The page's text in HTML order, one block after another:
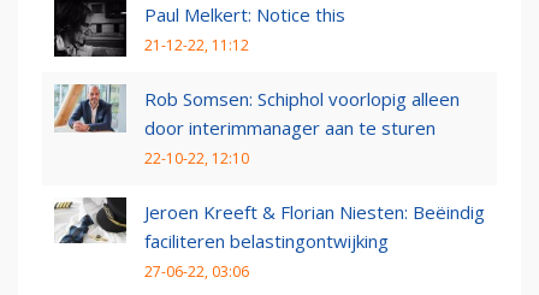
Paul Melkert: Notice this
21-12-22, 11:12
Rob Somsen: Schiphol voorlopig alleen
door interimmanager aan te sturen
22-10-22, 12:10
Jeroen Kreeft & Florian Niesten: Beëindig
faciliteren belastingontwijking
27-06-22, 03:06